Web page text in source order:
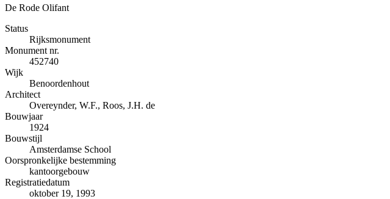
+
−
De Rode Olifant
Status
Rijksmonument
Monument nr.
452740
Wijk
Benoordenhout
Architect
Overeynder, W.F., Roos, J.H. de
Bouwjaar
1924
Bouwstijl
Amsterdamse School
Oorspronkelijke bestemming
kantoorgebouw
Registratiedatum
oktober 19, 1993